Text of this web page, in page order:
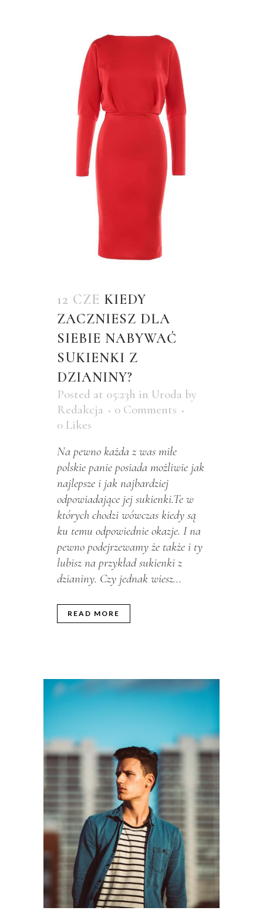
12 CZE KIEDY
ZACZNIESZ DLA
SIEBIE NABYWAĆ
SUKIENKI Z
DZIANINY?
Posted at 05:23h in Uroda by
Redakcja
0 Comments
0 Likes
Na pewno każda z was miłe
polskie panie posiada możliwie jak
najlepsze i jak najbardziej
odpowiadające jej sukienki.Te w
których chodzi wówczas kiedy są
ku temu odpowiednie okazje. I na
pewno podejrzewamy że także i ty
lubisz na przykład sukienki z
dzianiny. Czy jednak wiesz...
READ MORE